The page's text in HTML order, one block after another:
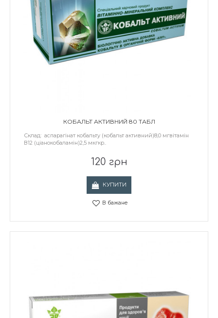
КОБАЛЬТ АКТИВНИЙ 80 ТАБЛ
Склад: аспарагінат кобальту (кобальт активний)8,0 мгвітамін
В12 (ціанокобаламін)2,5 мкгкр..
120 грн
КУПИТИ
В бажане